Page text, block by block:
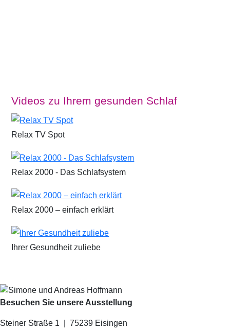
Videos zu Ihrem gesunden Schlaf
Relax TV Spot
Relax 2000 - Das Schlafsystem
Relax 2000 – einfach erklärt
Ihrer Gesundheit zuliebe
Besuchen Sie unsere Ausstellung
Steiner Straße 1 | 75239 Eisingen